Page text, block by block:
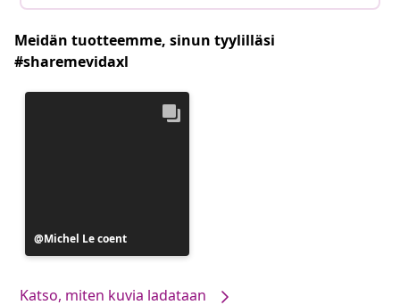
Meidän tuotteemme, sinun tyylilläsi
#sharemevidaxl
Julkaissut
Michel Le coent
Katso, miten kuvia ladataan